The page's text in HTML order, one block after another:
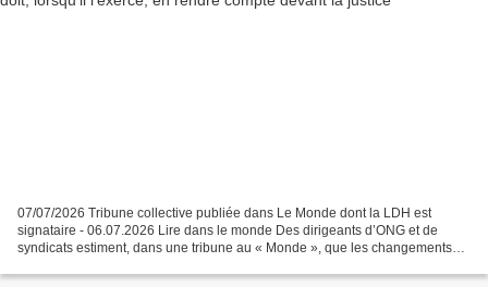
07/07/2026 Tribune collective publiée dans Le Monde dont la LDH est
signataire - 06.07.2026 Lire dans le monde Des dirigeants d’ONG et de
syndicats estiment, dans une tribune au « Monde », que les changements